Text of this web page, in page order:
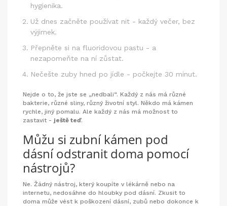
hygienika.
Už dnes začněte používat nit - každý večer, bez
výjimek.
Přepněte si na fluoridovou pastu - a
nezapomeňte na ní zůstat.
Nečešte zuby hned po jídle - počkejte 30 minut.
Nejde o to, že jste se „nedbali“. Každý z nás má různé
bakterie, různé sliny, různý životní styl. Někdo má kámen
rychle, jiný pomalu. Ale každý z nás má možnost to
zastavit - ještě teď.
Můžu si zubní kámen pod
dásní odstranit doma pomocí
nástrojů?
Ne. Žádný nástroj, který koupíte v lékárně nebo na
internetu, nedosáhne do hloubky pod dásní. Zkusit to
doma může vést k poškození dásní, zubů nebo dokonce k